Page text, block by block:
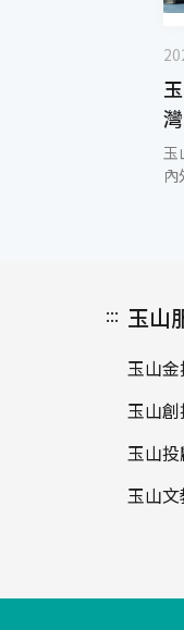
玉
營
越
銀
區
::: 玉山
玉山
玉山創
玉山
玉山文